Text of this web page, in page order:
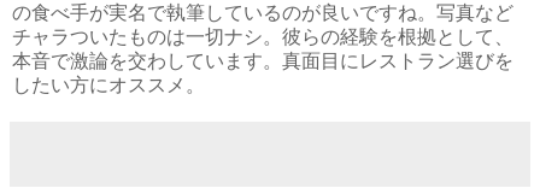
の食べ手が実名で執筆しているのが良いですね。写真など
チャラついたものは一切ナシ。彼らの経験を根拠として、
本音で激論を交わしています。真面目にレストラン選びを
したい方にオススメ。